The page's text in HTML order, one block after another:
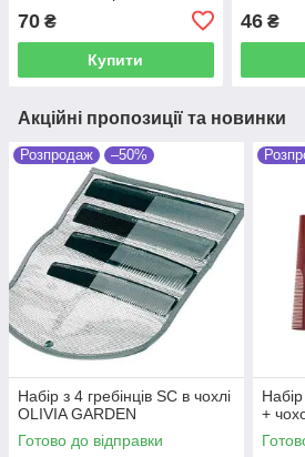
70 ₴
Купити
46₴
Акційні пропозиції та новинки
Розпродаж –50%
Набір з 4 гребінців SC в чохлі
OLIVIA GARDEN
Готово до відправки
+